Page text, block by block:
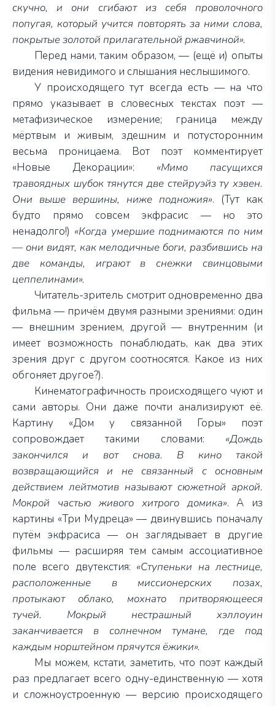
скучно, и они сгибают из себя проволочного
попугая, который учится повторять за ними слова,
покрытые золотой прилагательной ржавчиной».
Перед нами, таким образом, — (ещё и) опыты
видения невидимого и слышания неслышимого.
У происходящего тут всегда есть — на что
прямо указывает в словесных текстах поэт —
метафизическое измерение; граница между
мёртвым и живым, здешним и потусторонним
весьма проницаема. Вот поэт комментирует
«Новые Декорации»: «Мимо пасущихся
травоядных шубок тянутся две стейруэйз ту хэвен.
Они выше вершины, ниже подножия». (Тут как
будто прямо совсем экфрасис — но это
ненадолго!) «Когда умершие поднимаются по ним
— они видят, как мелодичные боги, разбившись на
две команды, играют в снежки свинцовыми
цеппелинами».
Читатель-зритель смотрит одновременно два
фильма — причём двумя разными зрениями: один
— внешним зрением, другой — внутренним (и
имеет возможность понаблюдать, как два этих
зрения друг с другом соотносятся. Какое из них
обгоняет другое?).
Кинематографичность происходящего чуют и
сами авторы. Они даже почти анализируют её.
Картину «Дом у связанной Горы» поэт
сопровождает такими словами: «Дождь
закончился и вот снова. В кино такой
возвращающийся и не связанный с основным
действием лейтмотив называют сюжетной аркой.
Мокрой частью живого хитрого домика». А из
картины «Три Мудреца» — двинувшись поначалу
путём экфрасиса — он заглядывает в другие
фильмы — расширяя тем самым ассоциативное
поле всего двутекстия: «Ступеньки на лестнице,
расположенные в миссионерских позах,
протыкают облако, мохнато притворяющееся
тучей. Мокрый нестрашный хэллоуин
заканчивается в солнечном тумане, где под
каждым норштейном прячутся ёжики».
Мы можем, кстати, заметить, что поэт каждый
раз предлагает всего одну-единственную — хотя
и сложноустроенную — версию происходящего